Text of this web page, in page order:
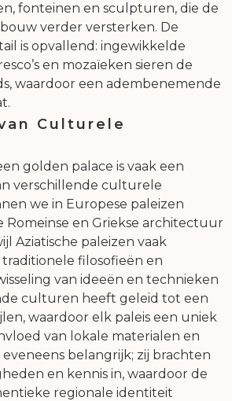
fonteinen en sculpturen, die de
verder versterken. De
is opvallend: ingewikkelde
en mozaïeken sieren de
waardoor een adembenemende
Culturele
golden palace is vaak een
verschillende culturele
we in Europese paleizen
Romeinse en Griekse architectuur
Aziatische paleizen vaak
filosofieën en
van ideeën en technieken
culturen heeft geleid tot een
waardoor elk paleis een uniek
van lokale materialen en
belangrijk; zij brachten
en kennis in, waardoor de
regionale identiteit